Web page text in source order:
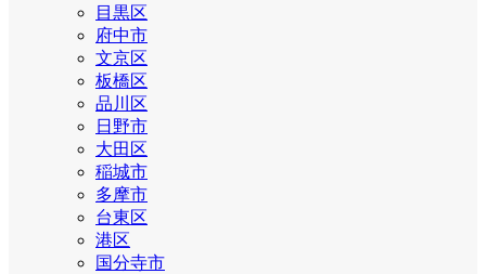
目黒区
府中市
文京区
板橋区
品川区
日野市
大田区
稲城市
多摩市
台東区
港区
国分寺市